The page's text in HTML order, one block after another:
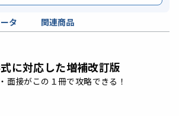
タ 関連商品
に対応した増補改訂版
面接がこの１冊で攻略できる！